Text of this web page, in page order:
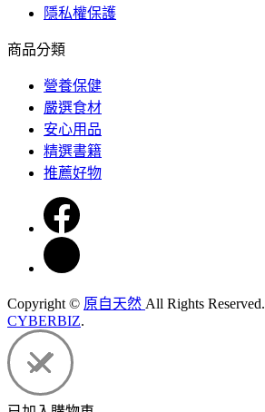
隱私權保護
商品分類
營養保健
嚴選食材
安心用品
精選書籍
推薦好物
Copyright © 原自天然 All Rights Reserved.
CYBERBIZ.